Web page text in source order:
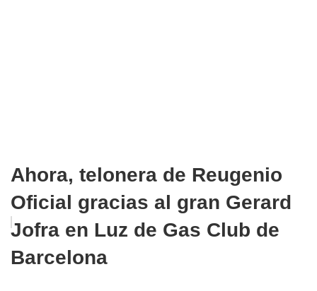
Ahora, telonera de Reugenio
Oficial gracias al gran Gerard
Jofra en Luz de Gas Club de
Barcelona